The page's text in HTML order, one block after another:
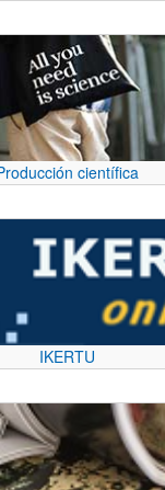
científica
IKERTU